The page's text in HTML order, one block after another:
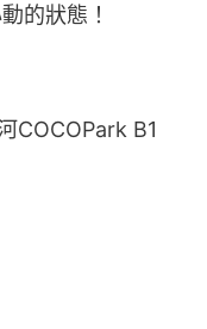
的狀態！
COCOPark B1